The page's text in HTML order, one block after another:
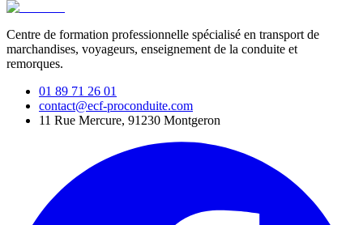
Centre de formation professionnelle spécialisé en transport de
marchandises, voyageurs, enseignement de la conduite et
remorques.
01 89 71 26 01
contact@ecf-proconduite.com
11 Rue Mercure, 91230 Montgeron